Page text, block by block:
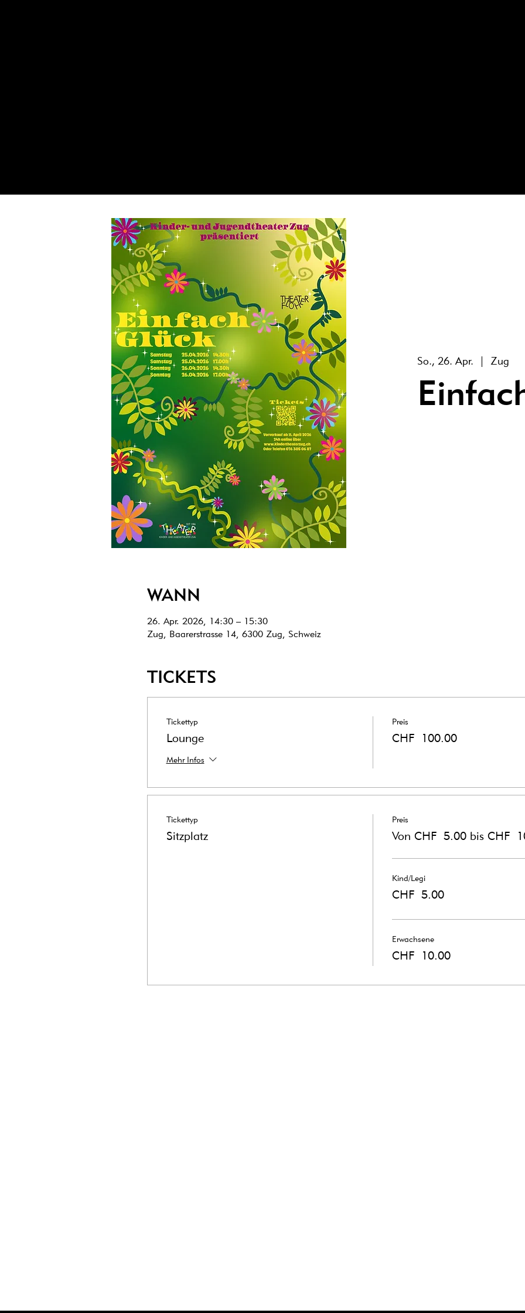
So., 26. Apr.
  |
Zug
WANN
26. Apr. 2026, 14:30 – 15:30
Zug, Baarerstrasse 14, 6300 Zug, Schweiz
TICKETS
Tickettyp
Lounge
Mehr Infos
Preis
CHF 100.00
Tickettyp
Sitzplatz
Preis
Von CHF 5.00 bis CHF
Kind/Legi
CHF 5.00
Erwachsene
CHF 10.00